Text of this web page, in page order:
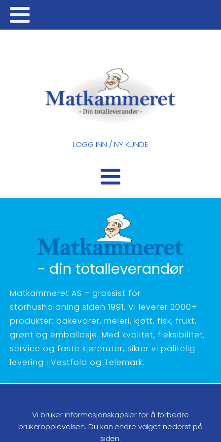
LOGG INN / NY KUNDE
- din totalleverandør
Matkammeret AS – grossist for
storhusholdning siden 1991. Vi leverer 2000+
produkter: bakevarer, meieri, kjøtt, fisk, frukt,
grønt og emballasje. Med kvalitet, fleksibilitet,
service og faste kjøreruter, sikrer vi pålitelig
levering i Vestfold og Telemark.
Telefon:
35 58 48 70
ordre@matkammeret.no
Vi bruker informasjonskapsler for å forbedre
brukeropplevelsen. Du kan endre valget nederst på
siden.